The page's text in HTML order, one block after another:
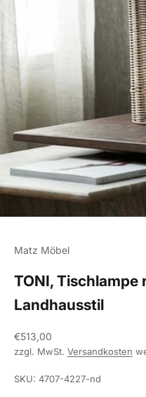
Matz Möbel
TONI, Tischlampe
Landhausstil
Angebot
€513,00
zzgl. MwSt. Versandkosten
SKU: 4707-4227-nd